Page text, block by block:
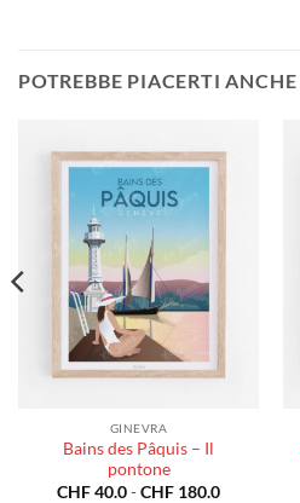
POTREBBE PIACERTI ANCHE
GINEVRA
Bains des Pâquis – Il
pontone
CHF40.0-CHF 180.0Fascia